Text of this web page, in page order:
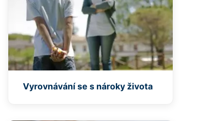
Vyrovnávání se s nároky života